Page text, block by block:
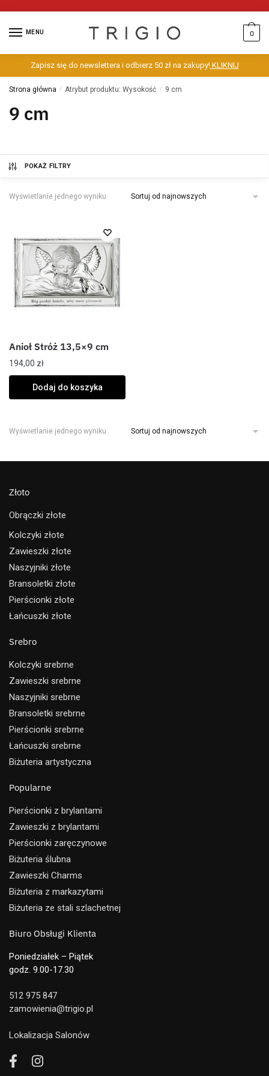
MENU 0
Zapisz się do newslettera i odbierz 50 zł na zakupy!KLIKNIJ
Strona główna / Atrybut produktu: Wysokość / 9 cm
9 cm
POKAŻ FILTRY
Wyświetlanie jednego wyniku
Anioł Stróż 13,5×9 cm
194,00 zł
Dodaj do koszyka
Wyświetlanie jednego wyniku
Złoto
Obrączki złote
Kolczyki złote
Zawieszki złote
Naszyjniki złote
Bransoletki złote
Pierścionki złote
Łańcuszki złote
Srebro
Kolczyki srebrne
Zawieszki srebrne
Naszyjniki srebrne
Bransoletki srebrne
Pierścionki srebrne
Łańcuszki srebrne
Biżuteria artystyczna
Popularne
Pierścionki z brylantami
Zawieszki z brylantami
Pierścionki zaręczynowe
Biżuteria ślubna
Zawieszki Charms
Biżuteria z markazytami
Biżuteria ze stali szlachetnej
Biuro Obsługi Klienta
Poniedziałek – Piątek
godz. 9.00-17.30
512 975 847
zamowienia@trigio.pl
Lokalizacja Salonów